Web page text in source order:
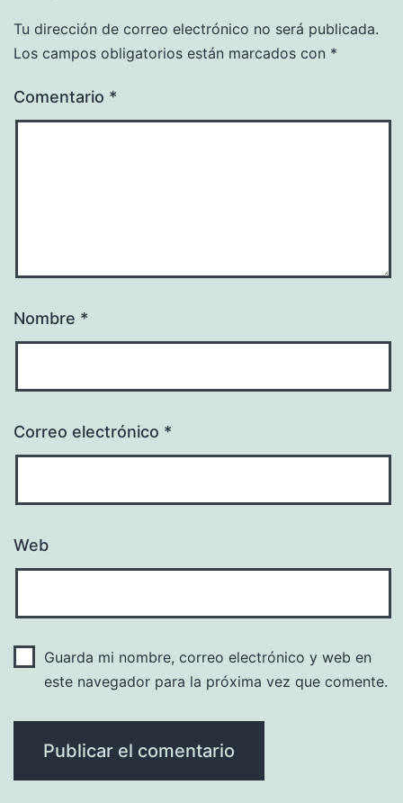
Tu dirección de correo electrónico no será publicada.
Los campos obligatorios están marcados con *
Comentario *
Nombre *
Correo electrónico *
Web
Guarda mi nombre, correo electrónico y web en
este navegador para la próxima vez que comente.